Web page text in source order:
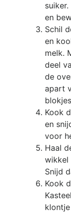
en
Schil
en
melk.
deel
de
apart
Kook
en
voor
Haal
wikkel
Snijd
Kook